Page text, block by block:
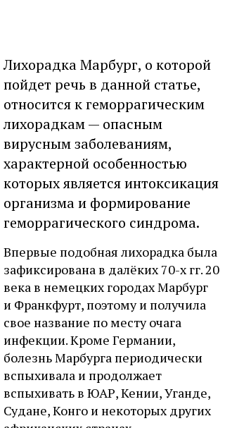
Лихорадка Марбург, о которой
пойдет речь в данной статье,
относится к геморрагическим
лихорадкам — опасным
вирусным заболеваниям,
характерной особенностью
которых является интоксикация
организма и формирование
геморрагического синдрома.
Впервые подобная лихорадка была
зафиксирована в далёких 70-х гг. 20
века в немецких городах Марбург
и Франкфурт, поэтому и получила
свое название по месту очага
инфекции. Кроме Германии,
болезнь Марбурга периодически
вспыхивала и продолжает
вспыхивать в ЮАР, Кении, Уганде,
Судане, Конго и некоторых других